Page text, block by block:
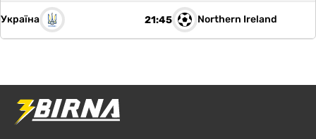
Україна 21:45 Northern Ireland